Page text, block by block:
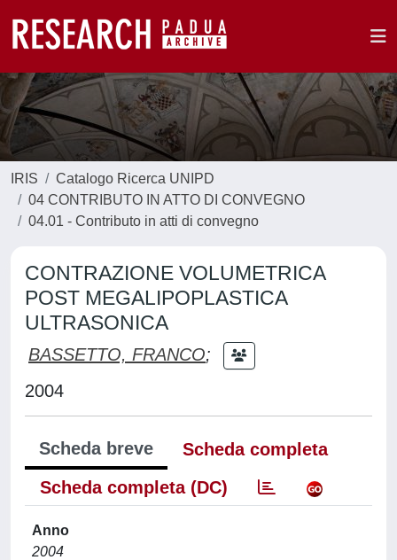
IRIS
Catalogo Ricerca UNIPD
04 CONTRIBUTO IN ATTO DI CONVEGNO
04.01 - Contributo in atti di convegno
CONTRAZIONE VOLUMETRICA
POST MEGALIPOPLASTICA
ULTRASONICA
BASSETTO, FRANCO;
2004
Scheda breve
Scheda completa
Scheda completa (DC)
Anno
2004